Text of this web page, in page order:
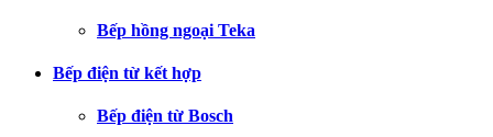
Bếp hồng ngoại Teka
Bếp điện từ kết hợp
Bếp điện từ Bosch